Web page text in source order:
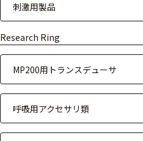
ル
フィルタ
刺激用製品
Research Ring
MP200用トランスデューサ
呼吸用アクセサリ類